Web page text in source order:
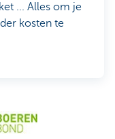
... Alles om je
kosten te